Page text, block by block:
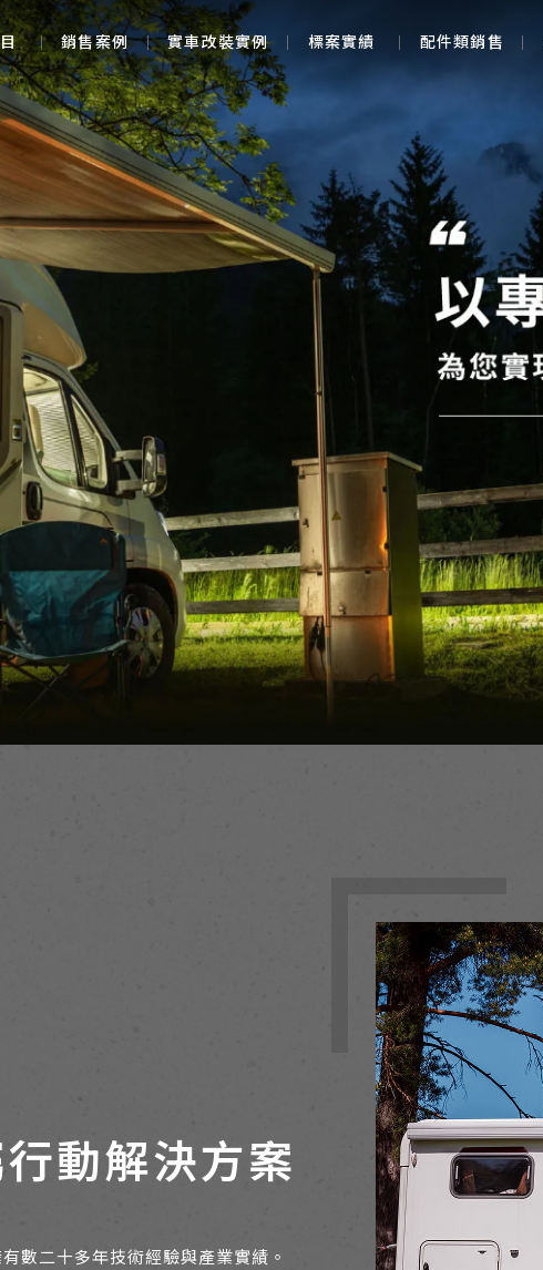
銷售案例 實車改裝實例 標案實績 配件類銷售
動解決方案
數二十多年技術經驗與產業實績。